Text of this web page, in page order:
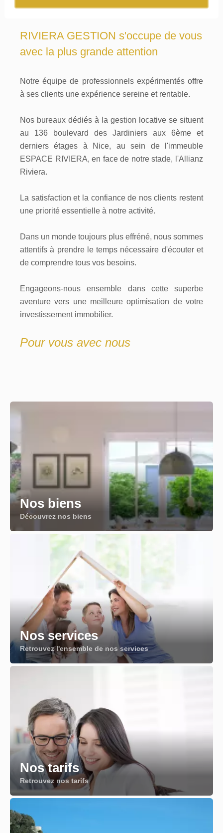
RIVIERA GESTION s'occupe de vous
avec la plus grande attention
Notre équipe de professionnels expérimentés offre
à ses clients une expérience sereine et rentable.
Nos bureaux dédiés à la gestion locative se situent
au 136 boulevard des Jardiniers aux 6ème et
derniers étages à Nice, au sein de l'immeuble
ESPACE RIVIERA, en face de notre stade, l'Allianz
Riviera.
La satisfaction et la confiance de nos clients restent
une priorité essentielle à notre activité.
Dans un monde toujours plus effréné, nous sommes
attentifs à prendre le temps nécessaire d'écouter et
de comprendre tous vos besoins.
Engageons-nous ensemble dans cette superbe
aventure vers une meilleure optimisation de votre
investissement immobilier.
Pour vous avec nous
Nos biens
Découvrez nos biens
Nos services
Retrouvez l'ensemble de nos services
Nos tarifs
Retrouvez nos tarifs